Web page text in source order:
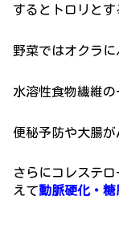
するとトロリとす
野菜ではオクラに
水溶性食物繊維の
便秘予防や大腸が
さらにコレステ
え て動脈硬化・